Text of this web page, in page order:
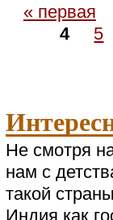
« первая
4
5
Не смотря
нам с
такой
Индия как